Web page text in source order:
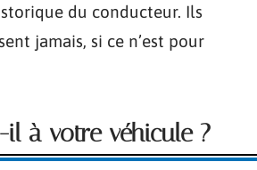
du conducteur. Ils
jamais, si ce n’est pour
à votre véhicule ?